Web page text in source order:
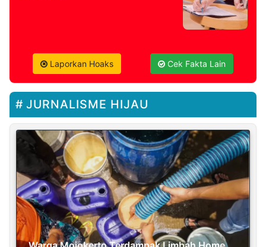
Laporkan Hoaks Cek Fakta Lain
JURNALISME HIJAU